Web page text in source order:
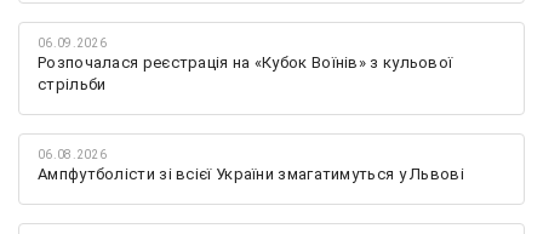
06.09.2026
Розпочалася реєстрація на «Кубок Воїнів» з кульової
стрільби
06.08.2026
Ампфутболісти зі всієї України змагатимуться у Львові